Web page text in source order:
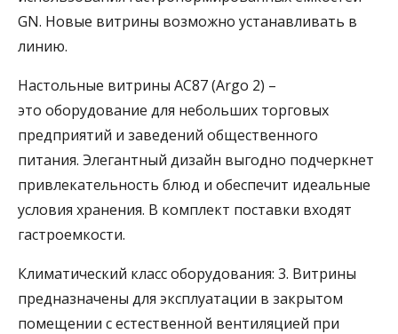
GN. Новые витрины возможно устанавливать в
линию.
Настольные витрины AC87 (Argo 2) –
это оборудование для небольших торговых
предприятий и заведений общественного
питания. Элегантный дизайн выгодно подчеркнет
привлекательность блюд и обеспечит идеальные
условия хранения. В комплект поставки входят
гастроемкости.
Климатический класс оборудования: 3. Витрины
предназначены для эксплуатации в закрытом
помещении с естественной вентиляцией при